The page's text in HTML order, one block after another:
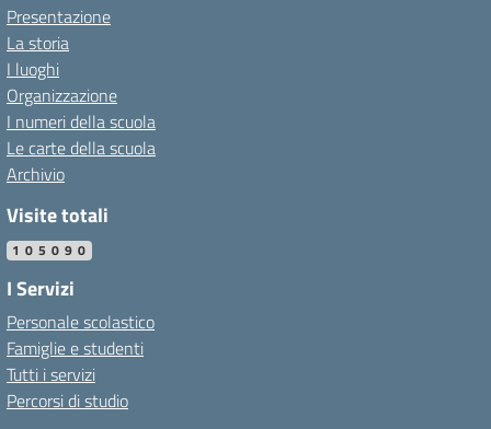
Presentazione
La storia
I luoghi
Organizzazione
I numeri della scuola
Le carte della scuola
Archivio
Visite totali
105090
I Servizi
Personale scolastico
Famiglie e studenti
Tutti i servizi
Percorsi di studio